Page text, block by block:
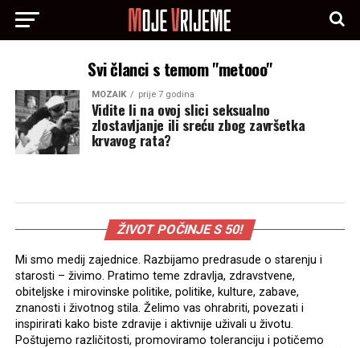
Svi članci s temom "metooo"
MOZAIK prije 7 godina
Vidite li na ovoj slici seksualno
zlostavljanje ili sreću zbog završetka
krvavog rata?
ŽIVOT POČINJE S 50!
Mi smo medij zajednice. Razbijamo predrasude o starenju i
starosti – živimo. Pratimo teme zdravlja, zdravstvene,
obiteljske i mirovinske politike, politike, kulture, zabave,
znanosti i životnog stila. Želimo vas ohrabriti, povezati i
inspirirati kako biste zdravije i aktivnije uživali u životu.
Poštujemo različitosti, promoviramo toleranciju i potičemo